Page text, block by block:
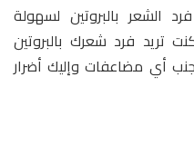
الشعر بالبروتين لسهولة
تريد فرد شعرك بالبروتين
أي مضاعفات وإليك أضرار